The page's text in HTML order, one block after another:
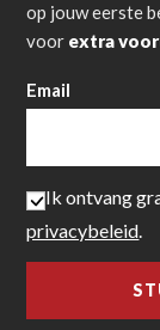
op jouw eerste
voor extra
Email
Ik ontvang
privacybeleid.